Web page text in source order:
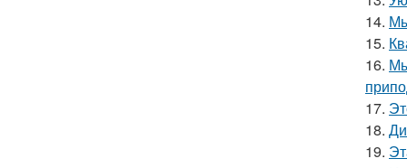
14.
15.
16.
17.
18.
19.